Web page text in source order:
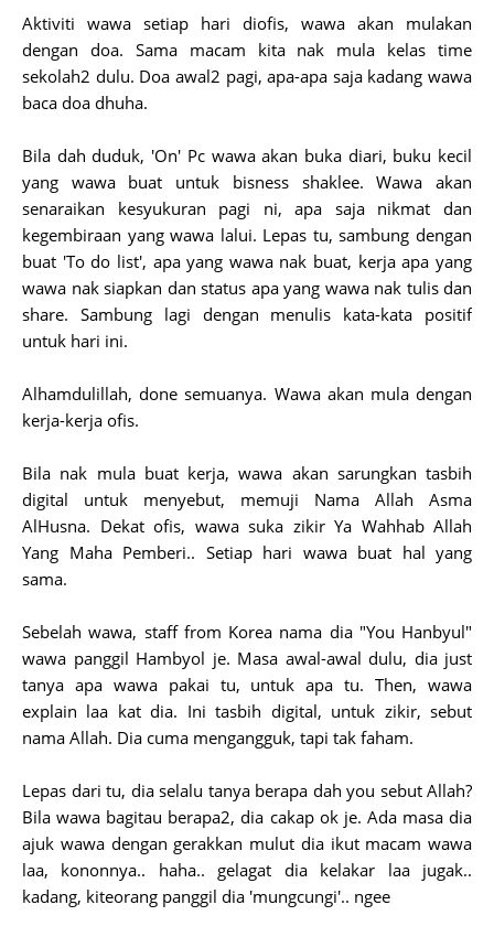
Aktiviti wawa setiap hari diofis, wawa akan mulakan
dengan doa. Sama macam kita nak mula kelas time
sekolah2 dulu. Doa awal2 pagi, apa-apa saja kadang wawa
baca doa dhuha.
Bila dah duduk, 'On' Pc wawa akan buka diari, buku kecil
yang wawa buat untuk bisness shaklee. Wawa akan
senaraikan kesyukuran pagi ni, apa saja nikmat dan
kegembiraan yang wawa lalui. Lepas tu, sambung dengan
buat 'To do list', apa yang wawa nak buat, kerja apa yang
wawa nak siapkan dan status apa yang wawa nak tulis dan
share. Sambung lagi dengan menulis kata-kata positif
untuk hari ini.
Alhamdulillah, done semuanya. Wawa akan mula dengan
kerja-kerja ofis.
Bila nak mula buat kerja, wawa akan sarungkan tasbih
digital untuk menyebut, memuji Nama Allah Asma
AlHusna. Dekat ofis, wawa suka zikir Ya Wahhab Allah
Yang Maha Pemberi.. Setiap hari wawa buat hal yang
sama.
Sebelah wawa, staff from Korea nama dia "You Hanbyul"
wawa panggil Hambyol je. Masa awal-awal dulu, dia just
tanya apa wawa pakai tu, untuk apa tu. Then, wawa
explain laa kat dia. Ini tasbih digital, untuk zikir, sebut
nama Allah. Dia cuma mengangguk, tapi tak faham.
Lepas dari tu, dia selalu tanya berapa dah you sebut Allah?
Bila wawa bagitau berapa2, dia cakap ok je. Ada masa dia
ajuk wawa dengan gerakkan mulut dia ikut macam wawa
laa, kononnya.. haha.. gelagat dia kelakar laa jugak..
kadang, kiteorang panggil dia 'mungcungi'.. ngee